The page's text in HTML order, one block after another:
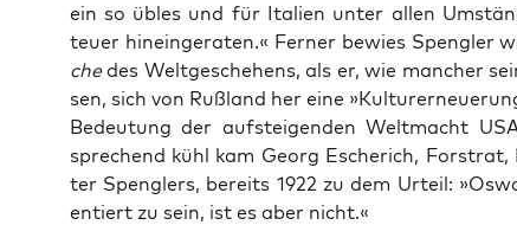
ein so übles und für Ita­li­en unter allen
teu­er hin­ein­ge­ra­ten.« Fer­ner bewies Speng­ler
chedes Welt­ge­sche­hens, als er, wie man­cher
sen, sich von Ruß­land her eine
Bedeu­tung der auf­stei­gen­den Welt­macht
spre­chend kühl kam Georg Esche­rich,
ter Speng­lers, bereits 1922 zu dem Urteil:
en­tiert zu sein, ist es aber nicht.«